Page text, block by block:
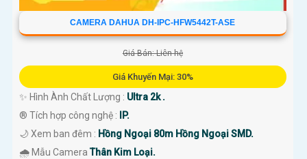
CAMERA DAHUA DH-IPC-HFW5442T-ASE
Giá Bán: Liên hệ
Giá Khuyến Mại: 30%
✨ Hình Ành Chất Lượng : Ultra 2k .
®️ Tích hợp công nghệ :
IP.
🌙 Xem ban đêm : Hồng Ngoại 80m Hồng Ngoại SMD.
🌧️ Mẫu CameraThân Kim Loại.